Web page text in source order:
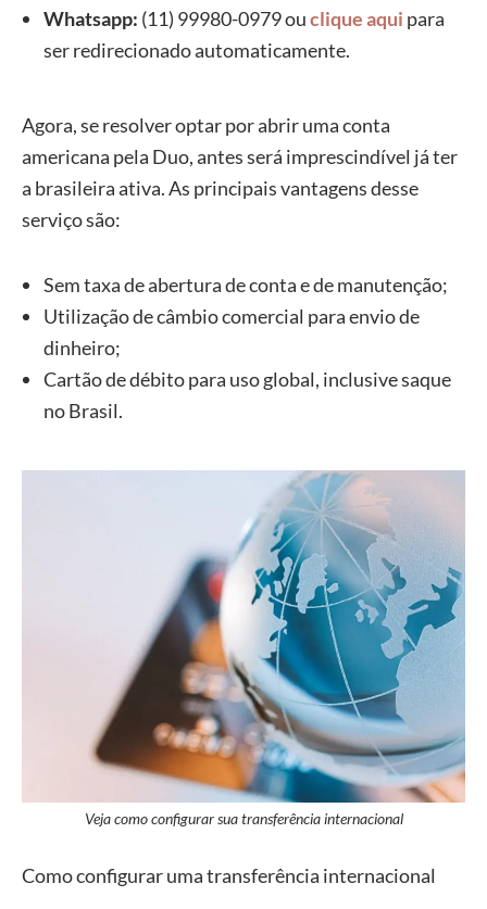
Whatsapp: (11) 99980-0979 ouclique aqui para
ser redirecionado automaticamente.
Agora, se resolver optar por abrir uma conta
americana pela Duo, antes será imprescindível já ter
a brasileira ativa. As principais vantagens desse
serviço são:
Sem taxa de abertura de conta e de manutenção;
Utilização de câmbio comercial para envio de
dinheiro;
Cartão de débito para uso global, inclusive saque
no Brasil.
Veja como configurar sua transferência internacional
Como configurar uma transferência internacional